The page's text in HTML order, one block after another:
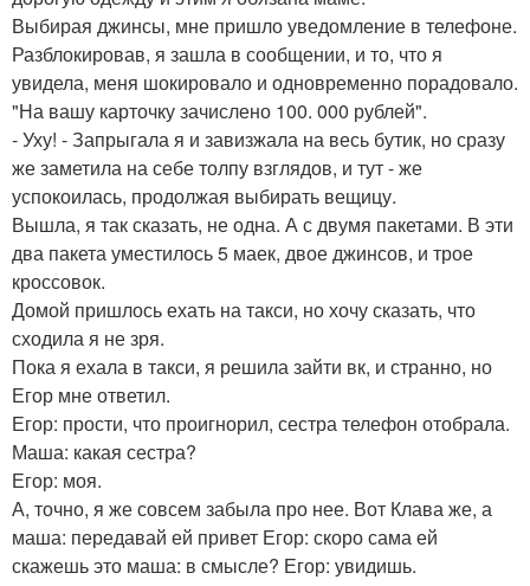
Выбирая джинсы, мне пришло уведомление в телефоне.
Разблокировав, я зашла в сообщении, и то, что я
увидела, меня шокировало и одновременно порадовало.
"На вашу карточку зачислено 100. 000 рублей".
- Уху! - Запрыгала я и завизжала на весь бутик, но сразу
же заметила на себе толпу взглядов, и тут - же
успокоилась, продолжая выбирать вещицу.
Вышла, я так сказать, не одна. А с двумя пакетами. В эти
два пакета уместилось 5 маек, двое джинсов, и трое
кроссовок.
Домой пришлось ехать на такси, но хочу сказать, что
сходила я не зря.
Пока я ехала в такси, я решила зайти вк, и странно, но
Егор мне ответил.
Егор: прости, что проигнорил, сестра телефон отобрала.
Маша: какая сестра?
Егор: моя.
А, точно, я же совсем забыла про нее. Вот Клава же, а
маша: передавай ей привет Егор: скоро сама ей
скажешь это маша: в смысле? Егор: увидишь.